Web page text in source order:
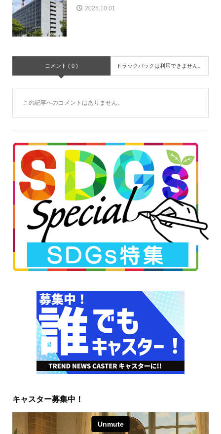
2025.10.01
コメント ( 0 ) トラックバックは利用できません。
この記事へのコメントはありません。
キャスター募集中！